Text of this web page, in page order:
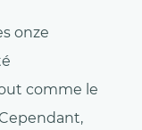
onze
comme le